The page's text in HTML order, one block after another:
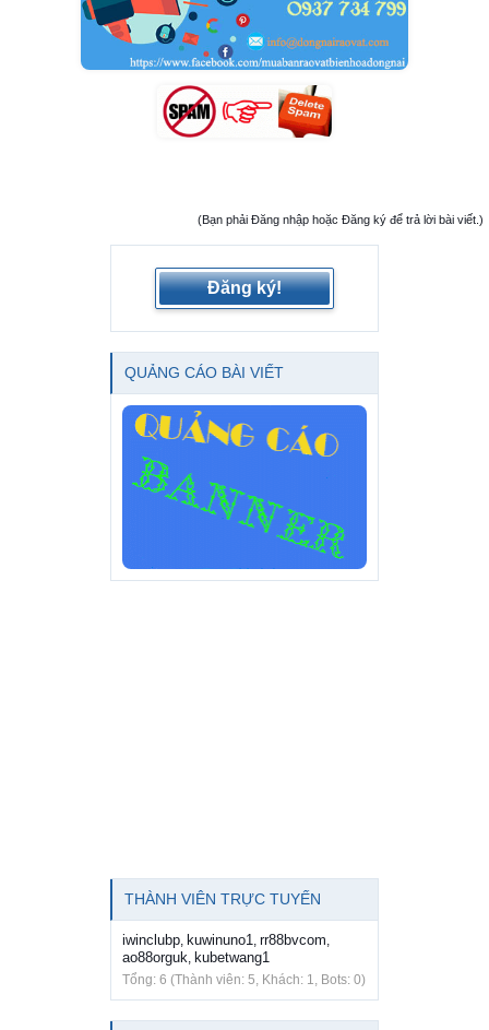
(Bạn phải Đăng nhập hoặc Đăng ký để trả lời bài viết.)
Đăng ký!
QUẢNG CÁO BÀI VIẾT
THÀNH VIÊN TRỰC TUYẾN
iwinclubp kuwinuno1 rr88bvcom
ao88orguk kubetwang1
Tổng: 6 (Thành viên: 5, Khách: 1, Bots: 0)